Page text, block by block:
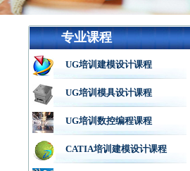
专业课程
UG培训建模设计课程
UG培训模具设计课程
UG培训数控编程课程
CATIA培训建模设计课程